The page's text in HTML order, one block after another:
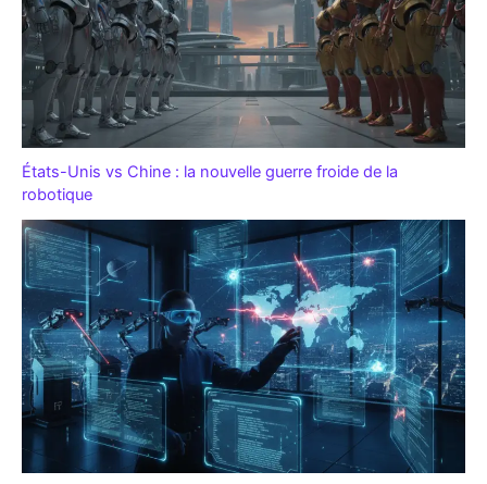
États-Unis vs Chine : la nouvelle guerre froide de la
robotique